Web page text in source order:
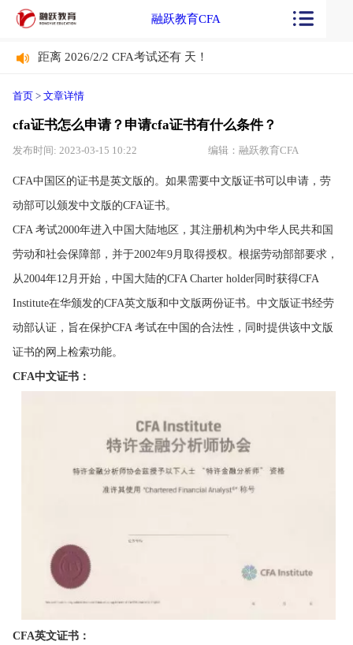
融跃教育CFA
距离 2026/2/2 CFA考试还有 天！
首页 > 文章详情
cfa证书怎么申请？申请cfa证书有什么条件？
发布时间: 2023-03-15 10:22 编辑：融跃教育CFA
CFA中国区的证书是英文版的。如果需要中文版证书可以申请，劳
动部可以颁发中文版的CFA证书。
CFA 考试2000年进入中国大陆地区，其注册机构为中华人民共和国
劳动和社会保障部，并于2002年9月取得授权。根据劳动部部要求，
从2004年12月开始，中国大陆的CFA Charter holder同时获得CFA
Institute在华颁发的CFA英文版和中文版两份证书。中文版证书经劳
动部认证，旨在保护CFA 考试在中国的合法性，同时提供该中文版
证书的网上检索功能。
CFA中文证书：
CFA英文证书：